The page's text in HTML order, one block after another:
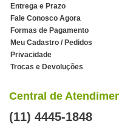
Entrega e Prazo
Fale Conosco Agora
Formas de Pagamento
Meu Cadastro / Pedidos
Privacidade
Trocas e Devoluções
Central de
(11) 4445-1848